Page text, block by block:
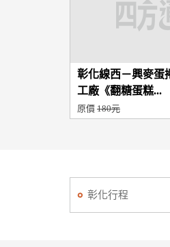
彰化線西－興麥蛋
工廠《翻糖蛋糕...
原價 180元
彰化行程